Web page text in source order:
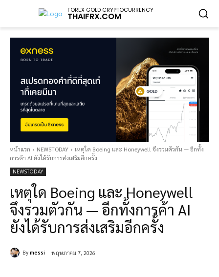
FOREX GOLD CRYPTOCURRENCY
THAIFRX.COM
หน้าแรก NEWSTODAY
เหตุใด Boeing และ Honeywell จึงรวมตัวกัน — อีกทั้ง
การค้า AI ยังได้รับการส่งเสริมอีกครั้ง
NEWSTODAY
เหตุใด Boeing และ Honeywell
จึงรวมตัวกัน — อีกทั้งการค้า AI
ยังได้รับการส่งเสริมอีกครั้ง
By messi พฤษภาคม 7, 2026